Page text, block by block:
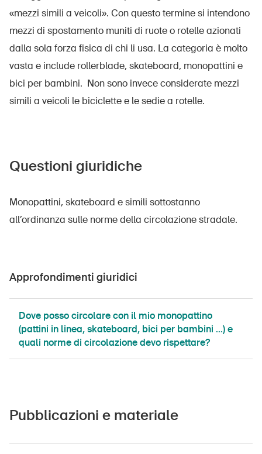
DE FR IT EN
«mezzi simili a veicoli». Con questo termine si intendono
mezzi di spostamento muniti di ruote o rotelle azionati
dalla sola forza fisica di chi li usa. La categoria è molto
vasta e include rollerblade, skateboard, monopattini e
bici per bambini. Non sono invece considerate mezzi
simili a veicoli le biciclette e le sedie a rotelle.
Questioni giuridiche
Monopattini, skateboard e simili sottostanno
all’ordinanza sulle norme della circolazione stradale.
Approfondimenti giuridici
Dove posso circolare con il mio monopattino
(pattini in linea, skateboard, bici per bambini ...) e
quali norme di circolazione devo rispettare?
Pubblicazioni e materiale